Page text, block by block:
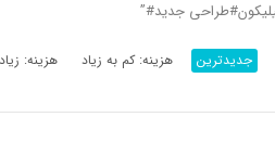
جدیدترین هزینه: کم به زیاد هزینه: